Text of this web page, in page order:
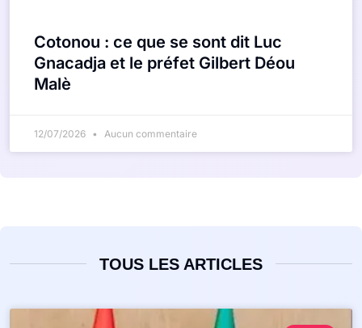
Cotonou : ce que se sont dit Luc
Gnacadja et le préfet Gilbert Déou
Malè
12/07/2026 Aucun commentaire
TOUS LES ARTICLES